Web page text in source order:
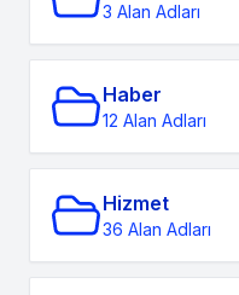
3 Alan Adları
Haber
12 Alan Adları
Hizmet
36 Alan Adları